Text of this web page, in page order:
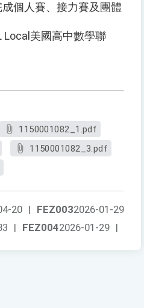
個人賽、接力賽及團體
Local美國高中數學聯
1150001082_1.pdf
1150001082_3.pdf
FEZ0032026-01-29
20 |
FEZ0042026-01-29 |
|